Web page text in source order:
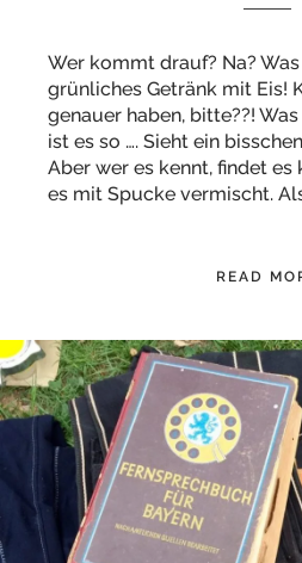
Wer kommt drauf? Na?
grünliches Getränk mit Eis!
genauer haben, bitte??!
ist es so …. Sieht ein
Aber wer es kennt, findet
es mit Spucke vermischt.
READ